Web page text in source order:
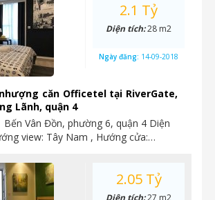
căn Officetel tại RiverGate,
Lãnh, quận 4
Vân Đồn, phường 6, quận 4 Diện
view: Tây Nam , Hướng cửa:…
2.1 Tỷ
Diện tích:28 m2
Ngày đăng: 14-09-2018
2.05 Tỷ
Diện tích:27 m2